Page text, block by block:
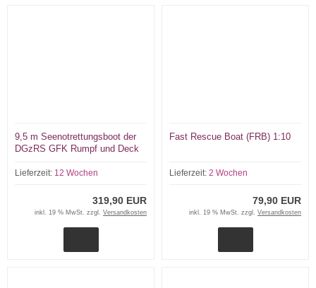
9,5 m Seenotrettungsboot der
DGzRS GFK Rumpf und Deck
Lieferzeit: 12 Wochen
319,90 EUR
inkl. 19 % MwSt. zzgl. Versandkosten
Fast Rescue Boat (FRB) 1:10
Lieferzeit: 2 Wochen
79,90 EUR
inkl. 19 % MwSt. zzgl. Versandkosten